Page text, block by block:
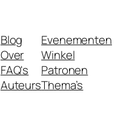
Blog
Over
FAQ's
Auteurs
Evenementen
Winkel
Patronen
Thema’s